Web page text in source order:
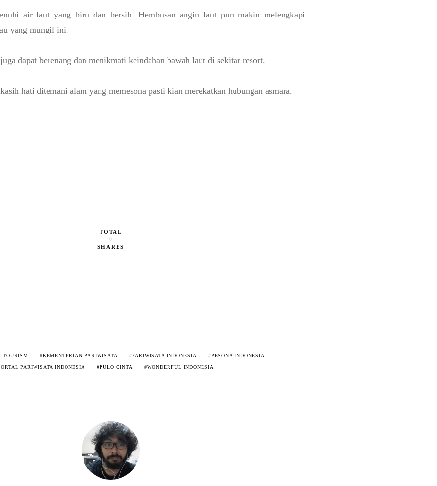
air laut yang biru dan bersih. Hembusan angin laut pun makin melengkapi
yang mungil ini.
dapat berenang dan menikmati keindahan bawah laut di sekitar resort.
hati ditemani alam yang memesona pasti kian merekatkan hubungan asmara.
TOTAL
0
SHARES
TOURISM KEMENTERIAN PARIWISATA PARIWISATA INDONESIA PESONA INDONESIA
PARIWISATA INDONESIA PULO CINTA WONDERFUL INDONESIA